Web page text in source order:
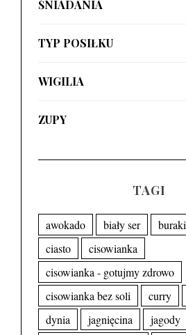
ŚNIADANIA
TYP POSIŁKU
WIGILIA
ZUPY
TAGI
awokado biały ser buraki
ciasto
cisowianka
cisowianka - gotujmy zdrowo
cisowianka bez soli
curry
dynia
jagnięcina jagody